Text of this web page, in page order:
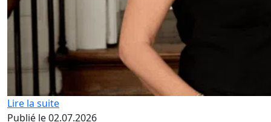
Lire la suite
Publié le 02.07.2026